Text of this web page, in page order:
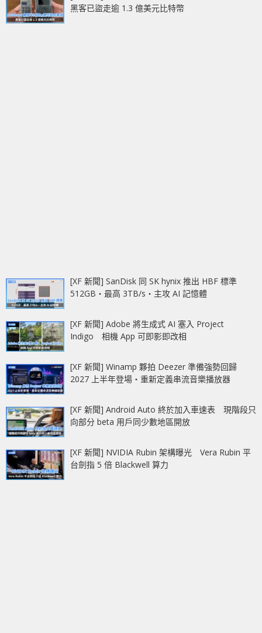
黑客已盜走逾 1.3 億美元比特幣
[XF 新聞] SanDisk 同 SK hynix 推出 HBF 標準
512GB‧最高 3TB/s‧主攻 AI 記憶體
[XF 新聞] Adobe 將生成式 AI 塞入 Project
Indigo 相機 App 可即影即改相
[XF 新聞] Winamp 夥拍 Deezer 準備強勢回歸
2027 上半年登場‧重新定義串流音樂播放器
[XF 新聞] Android Auto 終於加入車速表 現階段只
向部分 beta 用戶同少數地區開放
[XF 新聞] NVIDIA Rubin 架構曝光 Vera Rubin 平
台劍指 5 倍 Blackwell 算力